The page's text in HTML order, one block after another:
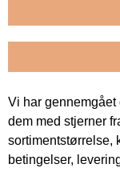
Vi har
dem med stjerner
sortimentstørrelse,
betingelser,